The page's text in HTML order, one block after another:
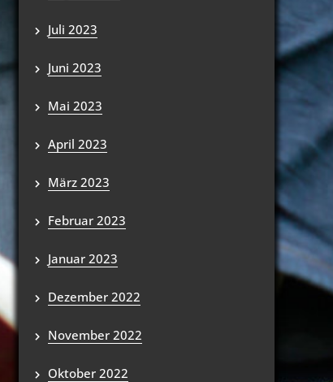
Juli 2023
Juni 2023
Mai 2023
April 2023
März 2023
Februar 2023
Januar 2023
Dezember 2022
November 2022
Oktober 2022